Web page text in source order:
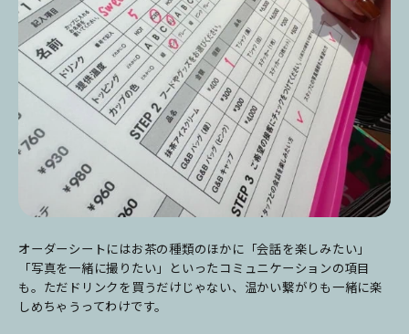
オーダーシートにはお茶の種類のほかに「会話を楽しみたい」
「写真を一緒に撮りたい」といったコミュニケーションの項目
も。ただドリンクを買うだけじゃない、温かい繋がりも一緒に楽
しめちゃうってわけです。